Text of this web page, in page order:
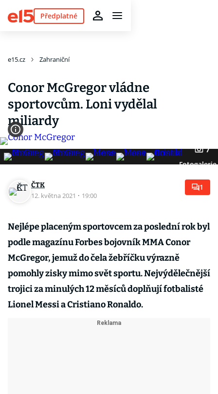
Předplatné
e15.cz Zahraniční
Conor McGregor vládne
sportovcům. Loni vydělal
miliardy
7
Fotogalerie
ČTK
12. května 2021 · 19:00
1
Nejlépe placeným sportovcem za poslední rok byl
podle magazínu Forbes bojovník MMA Conor
McGregor, jemuž do čela žebříčku výrazně
pomohly zisky mimo svět sportu. Nejvýdělečnější
trojici za minulých 12 měsíců doplňují fotbalisté
Lionel Messi a Cristiano Ronaldo.